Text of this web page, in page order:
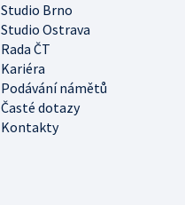
Studio Brno
Studio Ostrava
Rada ČT
Kariéra
Podávání námětů
Časté dotazy
Kontakty